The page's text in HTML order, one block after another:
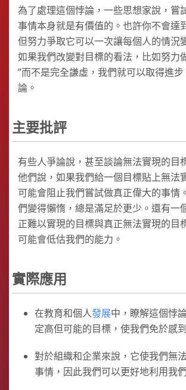
為了處理這個悖論，一些思想家說，嘗
事情本身就是有價值的。也許你不會達
但努力爭取它可以一次讓每個人的情況
如果我們改變對目標的看法，比如努力
”而不是完全謙虛，我們就可以取得進
論。
主要批評
有些人爭論說，甚至談論無法實現的目
他們說，如果我們給一個目標貼上無法
可能會阻止我們嘗試做真正偉大的事情
們變得懶惰，總是滿足於更少。還有一
正難以實現的目標與真正無法實現的目
可能會低估我們的能力。
實際應用
在教育和個人發展中，瞭解這個悖
定高但可能的目標，使我們免於感
對於組織和企業來說，它使我們無
事情，因此我們可以更好地利用我